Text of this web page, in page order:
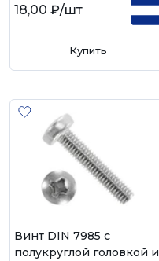
18,00 ₽/шт
Купить
Винт DIN 7985 с
полукруглой головкой и